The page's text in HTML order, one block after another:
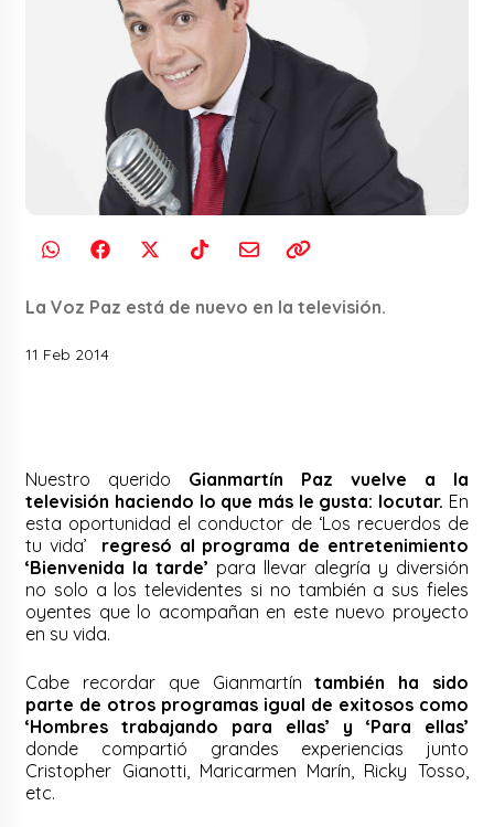
La Voz Paz está de nuevo en la televisión.
11 Feb 2014
Nuestro querido Gianmartín Paz vuelve a la
televisión haciendo lo que más le gusta: locutar. En
esta oportunidad el conductor de ‘Los recuerdos de
tu vida’ regresó al programa de entretenimiento
‘Bienvenida la tarde’ para llevar alegría y diversión
no solo a los televidentes si no también a sus fieles
oyentes que lo acompañan en este nuevo proyecto
en su vida.
Cabe recordar que Gianmartíntambién ha sido
parte de otros programas igual de exitosos como
‘Hombres trabajando para ellas’ y ‘Para ellas’
donde compartió grandes experiencias junto
Cristopher Gianotti, Maricarmen Marín, Ricky Tosso,
etc.